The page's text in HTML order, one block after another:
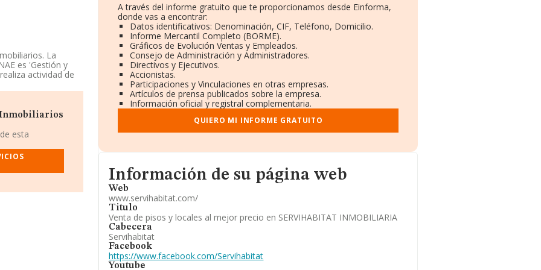
La
es 'Gestión y
actividad de
la compañía en
un 735%, no
el mismo
en cuanto al
ese
retrocedido 1
esta
A través del informe gratuito que te proporcionamos desde Einforma,
donde vas a encontrar:
Datos identificativos: Denominación, CIF, Teléfono, Domicilio.
Informe Mercantil Completo (BORME).
Gráficos de Evolución Ventas y Empleados.
Consejo de Administración y Administradores.
Directivos y Ejecutivos.
Accionistas.
Participaciones y Vinculaciones en otras empresas.
Artículos de prensa publicados sobre la empresa.
Información oficial y registral complementaria.
QUIERO MI INFORME GRATUITO
Informacion de su página web
Información de su página web
Web
www.servihabitat.com/
Titulo
Venta de pisos y locales al mejor precio en SERVIHABITAT INMOBILIARIA
Cabecera
Servihabitat
Facebook
https://www.facebook.com/Servihabitat
Youtube